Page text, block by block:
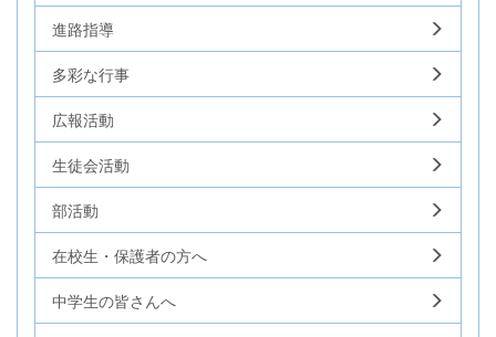
進路指導
多彩な行事
広報活動
生徒会活動
部活動
在校生・保護者の方へ
中学生の皆さんへ